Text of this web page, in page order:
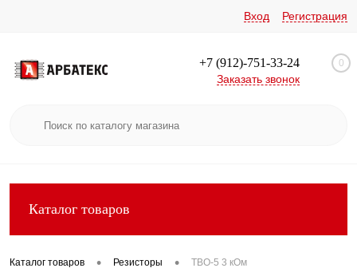
Вход Регистрация
+7 (912)-751-33-24
Заказать звонок
0
Каталог товаров
Каталог товаров • Резисторы • ТВО-5 3 кОм